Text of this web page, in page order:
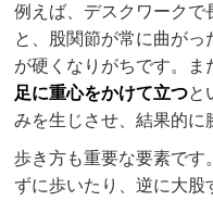
例えば、デスクワークで
と、股関節が常に曲が
が硬くなりがちです。ま
足に重心をかけて立つと
みを生じさせ、結果的に
歩き方も重要な要素で
ずに歩いたり、逆に大股